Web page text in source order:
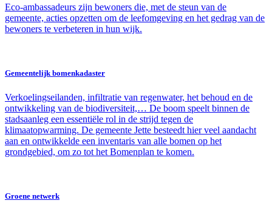
Eco-ambassadeurs zijn bewoners die, met de steun van de
gemeente, acties opzetten om de leefomgeving en het gedrag van de
bewoners te verbeteren in hun wijk.
Gemeentelijk bomenkadaster
Verkoelingseilanden, infiltratie van regenwater, het behoud en de
ontwikkeling van de biodiversiteit,… De boom speelt binnen de
stadsaanleg een essentiële rol in de strijd tegen de
klimaatopwarming. De gemeente Jette besteedt hier veel aandacht
aan en ontwikkelde een inventaris van alle bomen op het
grondgebied, om zo tot het Bomenplan te komen.
Groene netwerk